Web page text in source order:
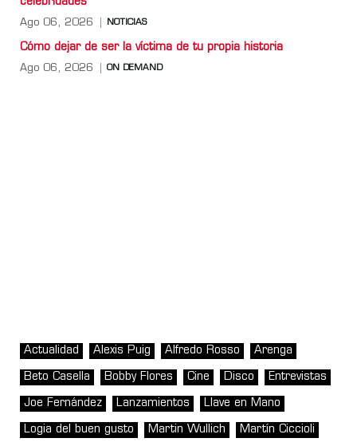
Ago 06, 2026 NOTICIAS
Cómo dejar de ser la víctima de tu propia historia
Ago 06, 2026 ON DEMAND
Actualidad Alexis Puig Alfredo Rosso Arenga
Beto Casella Bobby Flores Cine Disco Entrevistas
Joe Fernández Lanzamientos Llave en Mano
Logia del buen gusto Martin Wullich Martín Ciccioli